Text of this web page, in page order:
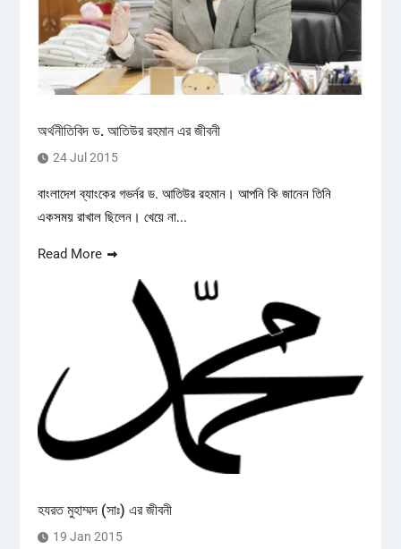
অর্থনীতিবিদ ড. আতিউর রহমান এর জীবনী
24 Jul 2015
বাংলাদেশ ব্যাংকের গভর্নর ড. আতিউর রহমান। আপনি কি জানেন তিনি
একসময় রাখাল ছিলেন। খেয়ে না...
Read More
হযরত মুহাম্মদ (সাঃ) এর জীবনী
19 Jan 2015